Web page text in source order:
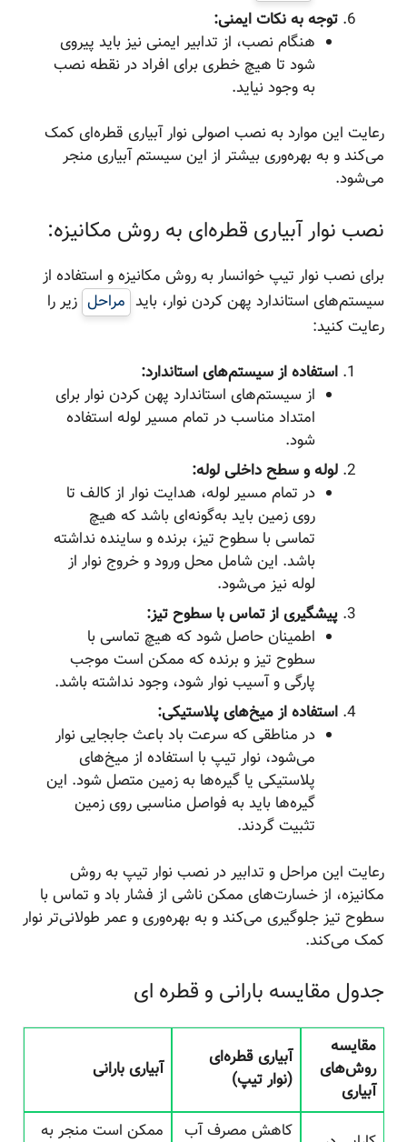
توجه به نکات ایمنی:
هنگام نصب، از تدابیر ایمنی نیز باید پیروی
شود تا هیچ خطری برای افراد در نقطه نصب
به وجود نیاید.
رعایت این موارد به نصب اصولی نوار آبیاری قطره‌ای کمک
می‌کند و به بهره‌وری بیشتر از این سیستم آبیاری منجر
می‌شود.
نصب نوار آبیاری قطره‌ای به روش مکانیزه:
برای نصب نوار تیپ خوانسار به روش مکانیزه و استفاده از
سیستم‌های استاندارد پهن کردن نوار، باید مراحل زیر را
رعایت کنید:
استفاده از سیستم‌های استاندارد:
از سیستم‌های استاندارد پهن کردن نوار برای
امتداد مناسب در تمام مسیر لوله استفاده
شود.
لوله و سطح داخلی لوله:
در تمام مسیر لوله، هدایت نوار از کالف تا
روی زمین باید به‌گونه‌ای باشد که هیچ
تماسی با سطوح تیز، برنده و ساینده نداشته
باشد. این شامل محل ورود و خروج نوار از
لوله نیز می‌شود.
پیشگیری از تماس با سطوح تیز:
اطمینان حاصل شود که هیچ تماسی با
سطوح تیز و برنده که ممکن است موجب
پارگی و آسیب نوار شود، وجود نداشته باشد.
استفاده از میخ‌های پلاستیکی:
در مناطقی که سرعت باد باعث جابجایی نوار
می‌شود، نوار تیپ با استفاده از میخ‌های
پلاستیکی یا گیره‌ها به زمین متصل شود. این
گیره‌ها باید به فواصل مناسبی روی زمین
تثبیت گردند.
رعایت این مراحل و تدابیر در نصب نوار تیپ به روش
مکانیزه، از خسارت‌های ممکن ناشی از فشار باد و تماس با
سطوح تیز جلوگیری می‌کند و به بهره‌وری و عمر طولانی‌تر نوار
کمک می‌کند.
جدول مقایسه بارانی و قطره ای
مقایسه
روش‌های
آبیاری
آبیاری قطره‌ای
(نوار تیپ)
آبیاری بارانی
کاهش مصرف آب ممکن است منجر به